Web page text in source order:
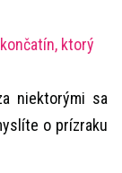
ktorý
niektorými sa
o prízraku